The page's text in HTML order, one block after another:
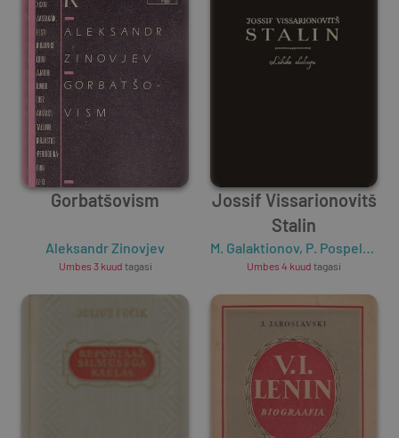
Gorbatšovism
Aleksandr Zinovjev
Umbes 3 kuud tagasi
Jossif Vissarionovitš
Stalin
M. Galaktionov, P. Pospelov
Umbes 4 kuud tagasi